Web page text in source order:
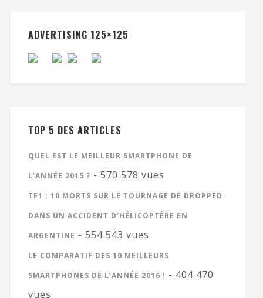
ADVERTISING 125×125
TOP 5 DES ARTICLES
QUEL EST LE MEILLEUR SMARTPHONE DE
L’ANNÉE 2015 ? - 570 578 vues
TF1 : 10 MORTS SUR LE TOURNAGE DE DROPPED
DANS UN ACCIDENT D’HÉLICOPTÈRE EN
ARGENTINE - 554 543 vues
LE COMPARATIF DES 10 MEILLEURS
SMARTPHONES DE L’ANNÉE 2016 ! - 404 470
vues